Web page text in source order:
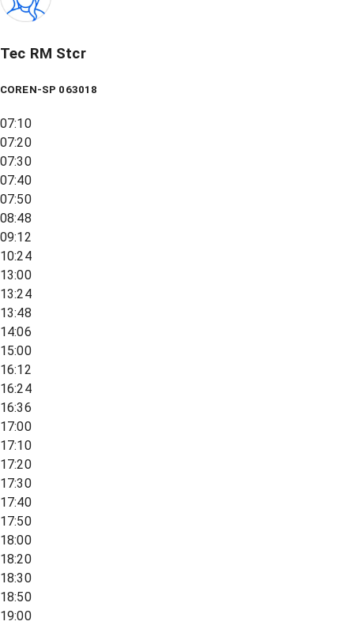
Tec RM Stcr
COREN-SP 063018
07:10
07:20
07:30
07:40
07:50
08:48
09:12
10:24
13:00
13:24
13:48
14:06
15:00
16:12
16:24
16:36
17:00
17:10
17:20
17:30
17:40
17:50
18:00
18:20
18:30
18:50
19:00